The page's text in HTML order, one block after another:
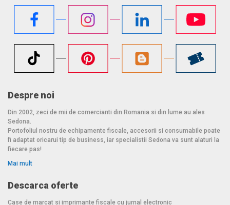
Despre noi
Din 2002, zeci de mii de comercianti din Romania si din lume au ales
Sedona.
Portofoliul nostru de echipamente fiscale, accesorii si consumabile poate
fi adaptat oricarui tip de business, iar specialistii Sedona va sunt alaturi la
fiecare pas!
Mai mult
Descarca oferte
Case de marcat si imprimante fiscale cu jurnal electronic